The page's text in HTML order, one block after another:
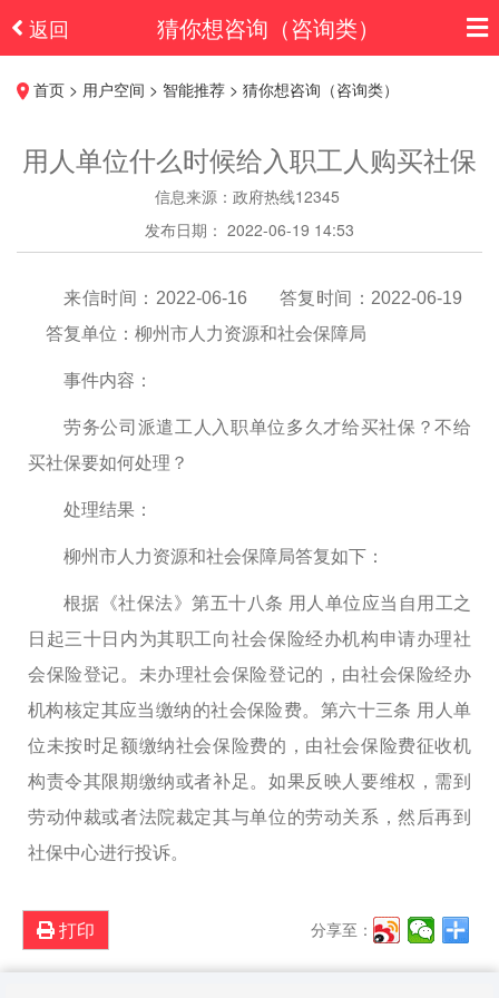
返回 猜你想咨询（咨询类）
首页 > 用户空间 > 智能推荐 > 猜你想咨询（咨询类）
用人单位什么时候给入职工人购买社保
信息来源：政府热线12345
发布日期： 2022-06-19 14:53
来信时间：2022-06-16 答复时间：2022-06-19
答复单位：柳州市人力资源和社会保障局
事件内容：
劳务公司派遣工人入职单位多久才给买社保？不给
买社保要如何处理？
处理结果：
柳州市人力资源和社会保障局答复如下：
根据《社保法》第五十八条 用人单位应当自用工之
日起三十日内为其职工向社会保险经办机构申请办理社
会保险登记。未办理社会保险登记的，由社会保险经办
机构核定其应当缴纳的社会保险费。第六十三条 用人单
位未按时足额缴纳社会保险费的，由社会保险费征收机
构责令其限期缴纳或者补足。如果反映人要维权，需到
劳动仲裁或者法院裁定其与单位的劳动关系，然后再到
社保中心进行投诉。
打印 分享至：